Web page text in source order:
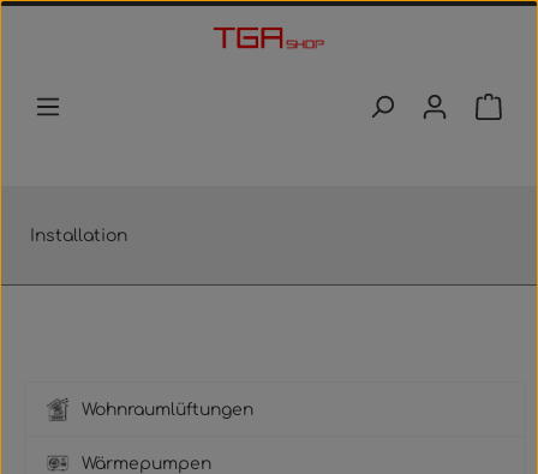
Zum Hauptinhalt springen
Installation
Wohnraumlüftungen
Wärmepumpen